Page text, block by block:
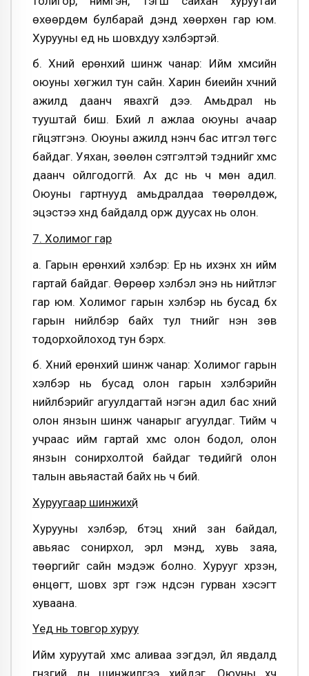
өхөөрдөм булбарай дэндүү хөөрхөн гар юм.
Хурууны үеүүд нь шовхдуу хэлбэртэй.
б. Хүний ерөнхий шинж чанар: Ийм хүмүүсийн
оюуны хөгжил тун сайн. Харин биеийн хүчний
ажилд даанч явахгүй дээ. Амьдрал нь
тууштай биш. Бүхий л ажлаа оюуны ачаар
гүйцэтгэнэ. Оюуны ажилд үнэнч бас итгэл төгс
байдаг. Уяхан, зөөлөн сэтгэлтэй тэднийг хүмүүс
даанч ойлгодоггүй. Ах дүүс нь ч мөн адил.
Оюуны гартнууд амьдралдаа төөрөлдөж,
эцэстээ хүнд байдалд орж дуусах нь олон.
7. Холимог гар
а. Гарын ерөнхий хэлбэр: Ер нь ихэнх хүн ийм
гартай байдаг. Өөрөөр хэлбэл энэ нь нийтлэг
гар юм. Холимог гарын хэлбэр нь бусад бүх
гарын нийлбэр байх тул түүнийг үнэн зөв
тодорхойлоход тун бэрх.
б. Хүний ерөнхий шинж чанар: Холимог гарын
хэлбэр нь бусад олон гарын хэлбэрийн
нийлбэрийг агуулдагтай нэгэн адил бас хүний
олон янзын шинж чанарыг агуулдаг. Тийм ч
учраас ийм гартай хүмүүс олон бодол, олон
янзын сонирхолтой байдаг төдийгүй олон
талын авьяастай байх нь ч бий.
Хуруугаар шинжихүй
Хурууны хэлбэр, бүтэц хүний зан байдал,
авьяас сонирхол, эрүүл мэнд, хувь заяа,
төөргийг сайн мэдэж болно. Хурууг хүрзэн,
өнцөгт, шовх үзүүрт гэж үндсэн гурван хэсэгт
хуваана.
Үеүүд нь товгор хуруу
Ийм хуруутай хүмүүс аливаа үзэгдэл, үйл явдалд
гүнзгий дүн шинжилгээ хийдэг. Оюуны хүч